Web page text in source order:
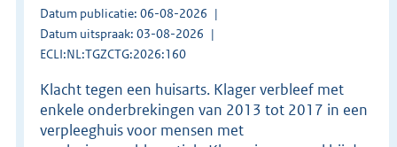
Datum publicatie: 06-08-2026
Datum uitspraak: 03-08-2026
ECLI:NL:TGZCTG:2026:160
Klacht tegen een huisarts. Klager verbleef met
enkele onderbrekingen van 2013 tot 2017 in een
verpleeghuis voor mensen met